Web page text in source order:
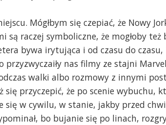
Mógłbym się czepiać, że Nowy
są raczej symboliczne, że mogłoby też
bywa irytująca i od czasu do
nas filmy ze stajni
walki albo rozmowy z innymi
się przyczepić, że po scenie wybuchu,
w cywilu, w stanie, jakby przed
bo bujanie się po linach,